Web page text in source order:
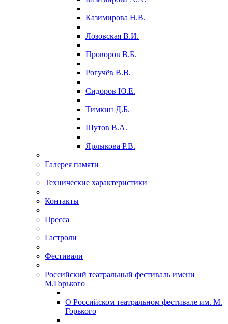
Казимирова Н.В.
Лозовская В.И.
Проворов В.Б.
Рогучёв В.В.
Сидоров Ю.Е.
Тимкин Д.Б.
Шутов В.А.
Ярлыкова Р.В.
Галерея памяти
Технические характеристики
Контакты
Пресса
Гастроли
Фестивали
Российский театральный фестиваль имени
М.Горького
О Российском театральном фестивале им. М.
Горького